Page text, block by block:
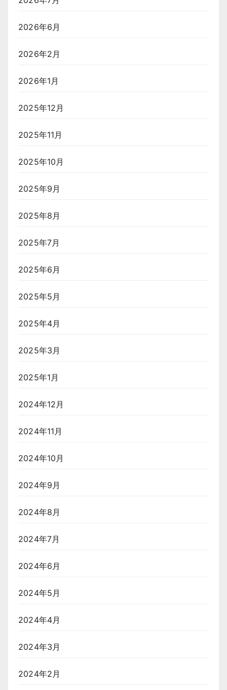
2026年6月
2026年2月
2026年1月
2025年12月
2025年11月
2025年10月
2025年9月
2025年8月
2025年7月
2025年6月
2025年5月
2025年4月
2025年3月
2025年1月
2024年12月
2024年11月
2024年10月
2024年9月
2024年8月
2024年7月
2024年6月
2024年5月
2024年4月
2024年3月
2024年2月